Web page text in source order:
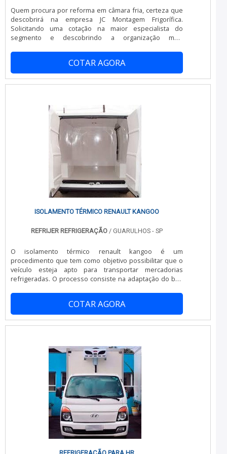
Equipe multidisciplinar de consultores associados;
Profissionais com vasta experiência na área de atuação;
Equipe de alta qualidade; Escritório de alta qualidade
onde são realizadas as atividades; Tecnologia altamente
avançada; Equipamentos de última geração.GARANTIA
DE QUALIDADE COMPROVADANa China Refrigeração
sempre tem a solução mais buscada na área de câmara
fria para caminhão baú. São diversas opções
disponibilizadas, como refrigeração para transporte
seus serviços e uma empresa que preza pela
segurança, características possíveis pelo fato de a
empresa ter escritório de alta qualidade onde são
realizadas as atividades e equipamentos de última
geração. Todos esses fatores, agregados a uma equipe
multidisciplinar de consultores associados e
profissionais qualificados, garantem o sucesso de cada
Quem procura por reforma em câmara fria, certeza que
descobrirá na empresa JC Montagem Frigorífica.
Solicitando uma cotação na maior especialista do
segmento e descobrindo a organização mais
em câmara fria, na JC Montagem Frigorífica obterá
eficiência com tempo ágil e com total
segurança.DETALHES SOBRE REFORMA EM CÂMARA
FRIAHá muitas maneiras eficientes de demonstrar
estrutura com: Tecnologia de ponta; Escritório de alta
qualidade onde são realizadas as atividades;
Experiência única no mercado de 40 anos no setor. Tudo
para garantir reforma em câmara fria com eficiência. Sem
perder o foco em reforma em câmara fria, é importante
buscar uma empresa que tenha produtos e serviços
com ótima qualidade e proteção, características simples,
mas que mostram o comprometimento da empresa com
seus clientes.Tudo isso que já foi explorado é a razão
pela qual a JC Montagem Frigorífica é comprometida com
de montagem, desmontagem e reforma de câmaras
para garantir a qualidade final para cada cliente. Na
especialistas dedicados que esperam seu contato para
melhor atender.A MELHOR EMPRESA NO
SEGMENTOSomente na JC Montagem Frigorífica tem o
que há de melhor no mercado de montagem,
desmontagem e reforma de câmaras frigoríficas. São
diversas opções disponibilizadas, como desmontagem
de câmaras frigoríficas e reforma de câmaras frigoríficas
com ótima qualidade e excelente custo-
benefício.Garantimos a satisfação dos clientes através
Frigorífica é uma empresa que tem feito a diferença no
mercado por toda seriedade e qualidade, o que fecha
todo o ciclo de entrega com excelência para seus
COTAR AGORA
ISOLAMENTO TÉRMICO RENAULT KANGOO
REFRIJER REFRIGERAÇÃO / GUARULHOS - SP
O isolamento térmico renault kangoo é um
procedimento que tem como objetivo possibilitar que o
veículo esteja apto para transportar mercadorias
refrigeradas. O processo consiste na adaptação do baú
temperaturas.No isolamento térmico, a carroceria
recebe placas de poliuretano que são revestidas com
fibras de vidro em gel, materiais que atuam como
isolantes, protegendo a parte interna de agentes
COTAR AGORA